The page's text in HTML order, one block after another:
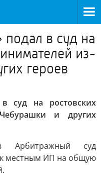
в суд на
из-
героев
суд на ростовских
и других
Арбитражный суд
к местным ИП на общую